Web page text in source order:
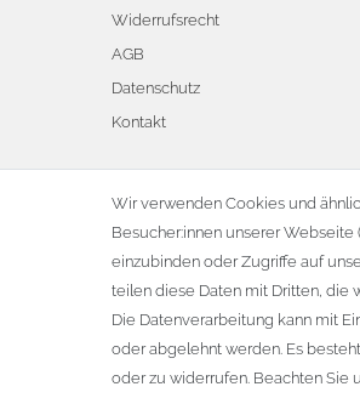
Widerrufsrecht
AGB
Datenschutz
Kontakt
Wir verwenden Cookies und
Besucher:innen unserer Webseite
einzubinden oder Zugriffe auf
teilen diese Daten mit Dritten, die
Die Datenverarbeitung kann mit
oder abgelehnt werden. Es
oder zu widerrufen. Beachten Sie